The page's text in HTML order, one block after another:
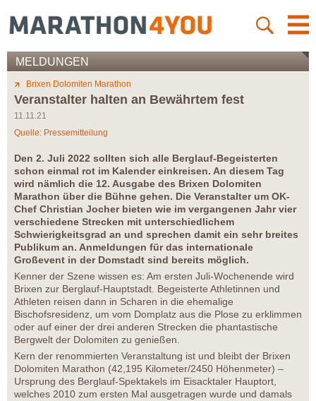
MELDUNGEN
Brixen Dolomiten Marathon
Veranstalter halten an Bewährtem fest
11.11.21
Quelle: Pressemitteilung
Den 2. Juli 2022 sollten sich alle Berglauf-Begeisterten
schon einmal rot im Kalender einkreisen. An diesem Tag
wird nämlich die 12. Ausgabe des Brixen Dolomiten
Marathon über die Bühne gehen. Die Veranstalter um OK-
Chef Christian Jocher bieten wie im vergangenen Jahr vier
verschiedene Strecken mit unterschiedlichem
Schwierigkeitsgrad an und sprechen damit ein sehr breites
Publikum an. Anmeldungen für das internationale
Großevent in der Domstadt sind bereits möglich.
Kenner der Szene wissen es: Am ersten Juli-Wochenende wird
Brixen zur Berglauf-Hauptstadt. Begeisterte Athletinnen und
Athleten reisen dann in Scharen in die ehemalige
Bischofsresidenz, um vom Domplatz aus die Plose zu erklimmen
oder auf einer der drei anderen Strecken die phantastische
Bergwelt der Dolomiten zu genießen.
Kern der renommierten Veranstaltung ist und bleibt der Brixen
Dolomiten Marathon (42,195 Kilometer/2450 Höhenmeter) –
Ursprung des Berglauf-Spektakels im Eisacktaler Hauptort,
welches 2010 zum ersten Mal ausgetragen wurde und damals